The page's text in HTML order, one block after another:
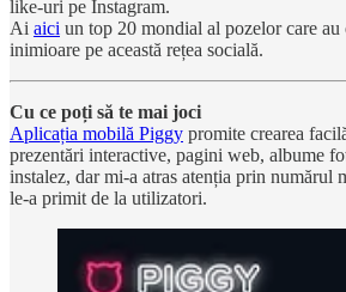
like-uri pe Instagram.
Ai aici un top 20 mondial al pozelor care
inimioare pe această rețea socială.
Cu ce poți să te mai joci
Aplicația mobilă Piggy promite crearea
prezentări interactive, pagini web, albume
instalez, dar mi-a atras atenția prin numărul
le-a primit de la utilizatori.